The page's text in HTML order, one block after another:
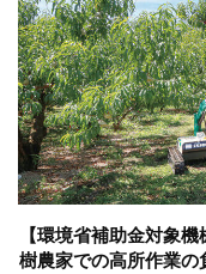
【環境省補助金対象
樹農家での高所作業の